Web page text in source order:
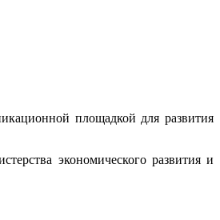
площадкой для развития
экономического развития и